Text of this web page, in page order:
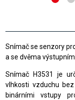
Snímač se senzory
a se dvěma
Snímač H3531 je
vlhkosti vzduchu
binárními vstupy